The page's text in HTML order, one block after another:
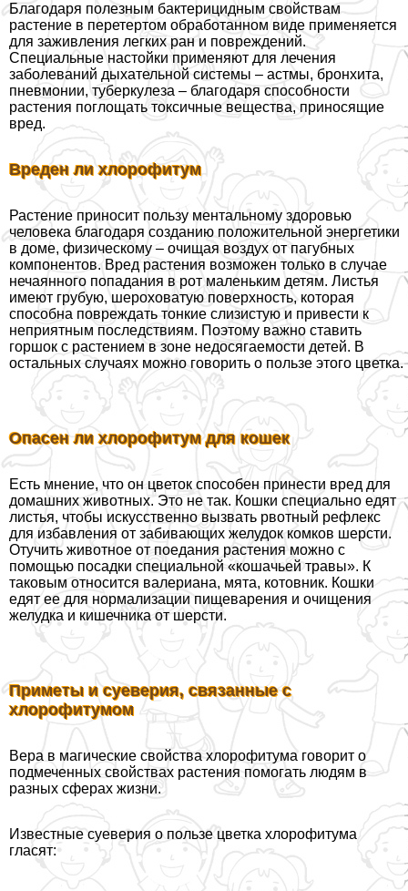
Благодаря полезным бактерицидным свойствам
растение в перетертом обработанном виде применяется
для заживления легких ран и повреждений.
Специальные настойки применяют для лечения
заболеваний дыхательной системы – астмы, бронхита,
пневмонии, туберкулеза – благодаря способности
растения поглощать токсичные вещества, приносящие
вред.
Вреден ли хлорофитум
Растение приносит пользу ментальному здоровью
человека благодаря созданию положительной энергетики
в доме, физическому – очищая воздух от пагубных
компонентов. Вред растения возможен только в случае
нечаянного попадания в рот маленьким детям. Листья
имеют грубую, шероховатую поверхность, которая
способна повреждать тонкие слизистую и привести к
неприятным последствиям. Поэтому важно ставить
горшок с растением в зоне недосягаемости детей. В
остальных случаях можно говорить о пользе этого цветка.
Опасен ли хлорофитум для кошек
Есть мнение, что он цветок способен принести вред для
домашних животных. Это не так. Кошки специально едят
листья, чтобы искусственно вызвать рвотный рефлекс
для избавления от забивающих желудок комков шерсти.
Отучить животное от поедания растения можно с
помощью посадки специальной «кошачьей травы». К
таковым относится валериана, мята, котовник. Кошки
едят ее для нормализации пищеварения и очищения
желудка и кишечника от шерсти.
Приметы и суеверия, связанные с
хлорофитумом
Вера в магические свойства хлорофитума говорит о
подмеченных свойствах растения помогать людям в
разных сферах жизни.
Известные суеверия о пользе цветка хлорофитума
гласят: